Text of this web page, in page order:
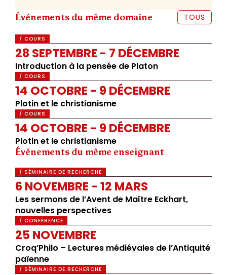
Événements du même domaine TOUS
/ COURS
28 SEPTEMBRE - 7 DÉCEMBRE
Introduction à la pensée de Platon
/ COURS
14 OCTOBRE - 9 DÉCEMBRE
Plotin et le christianisme
/ COURS
14 OCTOBRE - 9 DÉCEMBRE
Plotin et le christianisme
Événements du même enseignant
/ SÉMINAIRE DE RECHERCHE
6 NOVEMBRE - 12 MARS
Les sermons de l’Avent de Maître Eckhart,
nouvelles perspectives
/ CONFÉRENCE
25 NOVEMBRE
Croq’Philo – Lectures médiévales de l’Antiquité
païenne
/ SÉMINAIRE DE RECHERCHE